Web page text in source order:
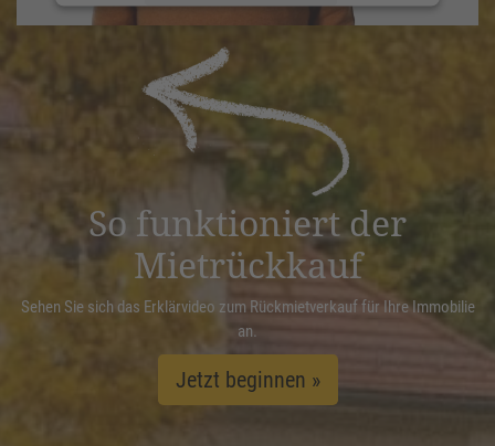
powered by
Management Platform
So funktioniert der
Mietrückkauf
Sehen Sie sich das Erklärvideo zum Rückmietverkauf für Ihre Immobilie
an.
Jetzt beginnen »